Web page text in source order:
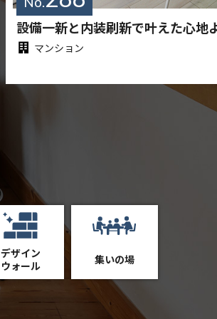
設備一新と内装刷新で叶えた心地
マンション
デザイン
ウォール
集いの場